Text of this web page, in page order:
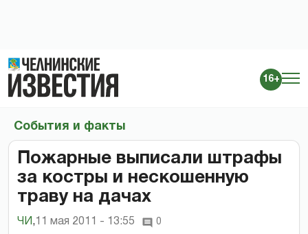
16+
События и факты
Пожарные выписали штрафы
за костры и нескошенную
траву на дачах
ЧИ , 11 мая 2011 - 13:55 0